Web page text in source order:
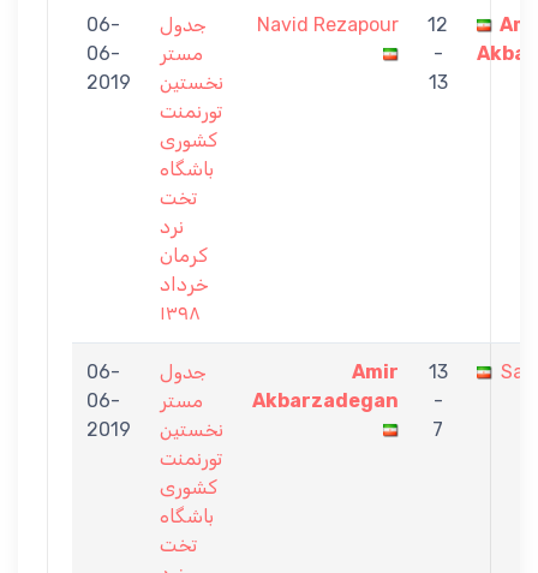
06-
06-
2019
جدول
مستر
نخستين
تورنمنت
كشورى
باشگاه
تخت
نرد
كرمان
خرداد
١٣٩٨
Navid Rezapour
12
-
13
06-
06-
2019
جدول
مستر
نخستين
تورنمنت
كشورى
باشگاه
تخت
Amir
Akbarzadegan
13
-
7